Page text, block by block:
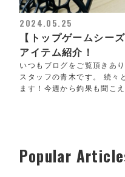
2024.05.25
【トップゲームシー
アイテム紹介！
いつもブログをご覧頂きあ
スタッフの青木です。 続々
ます！今週から釣果も聞こ
Popular